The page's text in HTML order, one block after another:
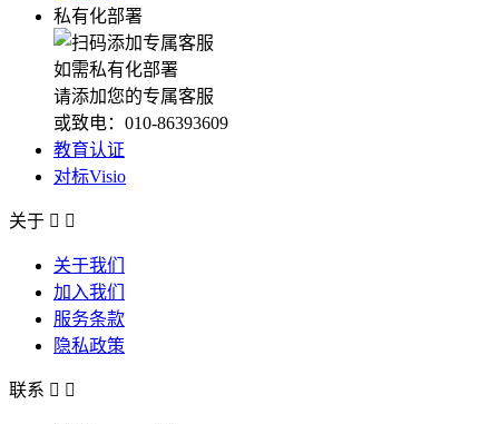
私有化部署
如需私有化部署
请添加您的专属客服
或致电：010-86393609
教育认证
对标Visio
关于  
关于我们
加入我们
服务条款
隐私政策
联系  